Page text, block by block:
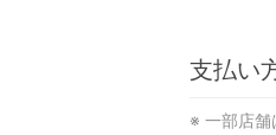
支払い
※ 一部店舗